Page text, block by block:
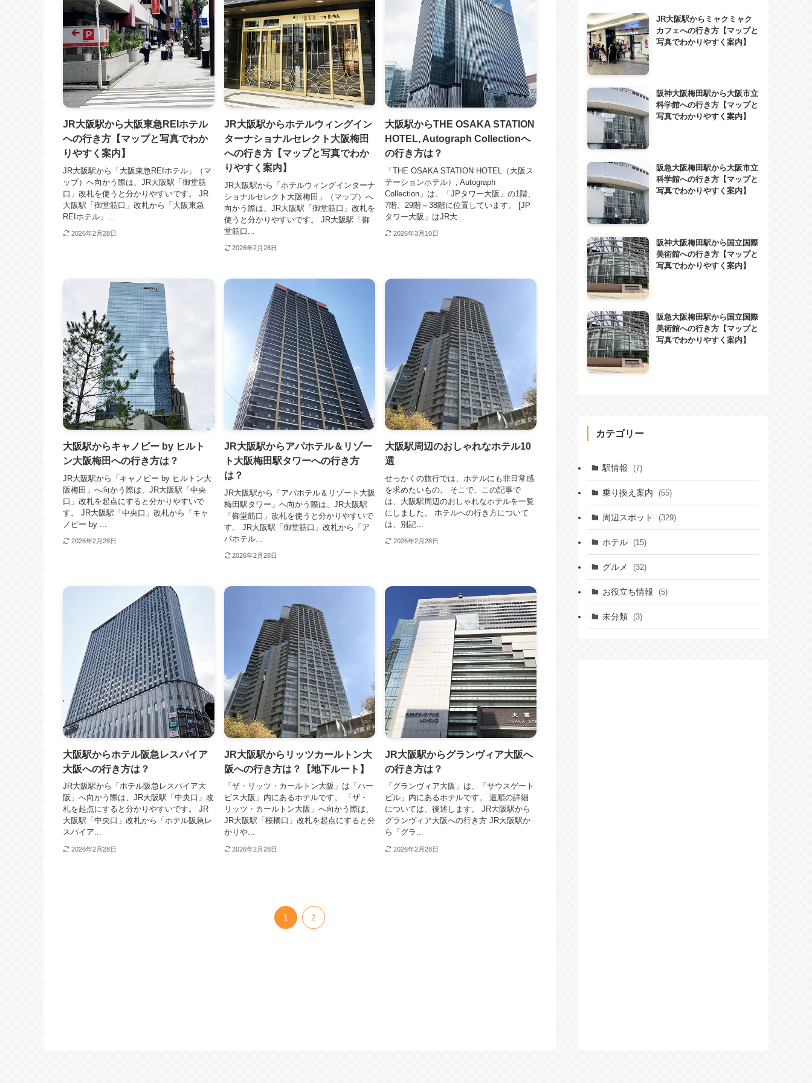
JR大阪駅から大阪東急REIホテル
への行き方【マップと写真でわか
りやすく案内】
JR大阪駅から「大阪東急REIホテル」（マ
ップ）へ向かう際は、JR大阪駅「御堂筋
口」改札を使うと分かりやすいです。 JR
大阪駅「御堂筋口」改札から「大阪東急
REIホテル」...
2026年2月28日
JR大阪駅からホテルウィングイン
ターナショナルセレクト大阪梅田
への行き方【マップと写真でわか
りやすく案内】
JR大阪駅から「ホテルウィングインターナ
ショナルセレクト大阪梅田」（マップ）へ
向かう際は、JR大阪駅「御堂筋口」改札を
使うと分かりやすいです。 JR大阪駅「御
堂筋口...
2026年2月28日
大阪駅からTHE OSAKA STATION
HOTEL, Autograph Collectionへ
の行き方は？
「THE OSAKA STATION HOTEL（大阪ス
テーションホテル）, Autograph
Collection」は、「JPタワー大阪」の1階、
7階、29階～38階に位置しています。 [JP
タワー大阪」はJR大...
2026年3月10日
大阪駅からキャノピー by ヒルト
ン大阪梅田への行き方は？
JR大阪駅から「キャノピー by ヒルトン大
阪梅田」へ向かう際は、JR大阪駅「中央
口」改札を起点にすると分かりやすいで
す。 JR大阪駅「中央口」改札から「キャ
ノピー by ...
2026年2月28日
JR大阪駅からアパホテル＆リゾー
ト大阪梅田駅タワーへの行き方
は？
JR大阪駅から「アパホテル＆リゾート大阪
梅田駅タワー」へ向かう際は、JR大阪駅
「御堂筋口」改札を使うと分かりやすいで
す。 JR大阪駅「御堂筋口」改札から「ア
パホテル...
2026年2月28日
大阪駅周辺のおしゃれなホテル10
選
せっかくの旅行では、ホテルにも非日常感
を求めたいもの。 そこで、この記事で
は、大阪駅周辺のおしゃれなホテルを一覧
にしました。 ホテルへの行き方について
は、別記...
2026年2月28日
大阪駅からホテル阪急レスパイア
大阪への行き方は？
JR大阪駅から「ホテル阪急レスパイア大
阪」へ向かう際は、JR大阪駅「中央口」改
札を起点にすると分かりやすいです。 JR
大阪駅「中央口」改札から「ホテル阪急レ
スパイア...
2026年2月28日
JR大阪駅からリッツカールトン大
阪への行き方は？【地下ルート】
「ザ・リッツ・カールトン大阪」は「ハー
ビス大阪」内にあるホテルです。 「ザ・
リッツ・カールトン大阪」へ向かう際は、
JR大阪駅「桜橋口」改札を起点にすると分
かりや...
2026年2月28日
JR大阪駅からグランヴィア大阪へ
の行き方は？
「グランヴィア大阪」は、「サウスゲート
ビル」内にあるホテルです。 道順の詳細
については、後述します。 JR大阪駅から
グランヴィア大阪への行き方 JR大阪駅か
ら「グラ...
2026年2月28日
1 2
JR大阪駅からミャクミャク
カフェへの行き方【マップと
写真でわかりやすく案内】
阪神大阪梅田駅から大阪市立
科学館への行き方【マップと
写真でわかりやすく案内】
阪急大阪梅田駅から大阪市立
科学館への行き方【マップと
写真でわかりやすく案内】
阪神大阪梅田駅から国立国際
美術館への行き方【マップと
写真でわかりやすく案内】
阪急大阪梅田駅から国立国際
美術館への行き方【マップと
写真でわかりやすく案内】
カテゴリー
駅情報 (7)
乗り換え案内 (55)
周辺スポット (329)
ホテル (15)
グルメ (32)
お役立ち情報 (5)
未分類 (3)